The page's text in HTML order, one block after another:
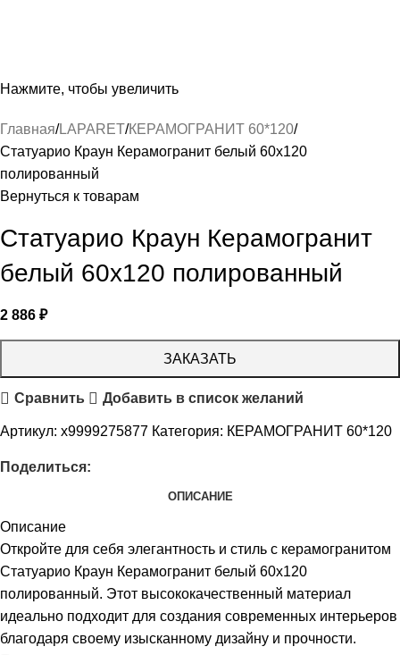
Нажмите, чтобы увеличить
Главная LAPARET КЕРАМОГРАНИТ 60*120
Статуарио Краун Керамогранит белый 60х120
полированный
Вернуться к товарам
Статуарио Краун Керамогранит
белый 60х120 полированный
2 886 ₽
ЗАКАЗАТЬ
Сравнить Добавить в список желаний
Артикул: х9999275877 Категория: КЕРАМОГРАНИТ 60*120
Поделиться:
ОПИСАНИЕ
Описание
Откройте для себя элегантность и стиль с керамогранитом
Статуарио Краун Керамогранит белый 60х120
полированный. Этот высококачественный материал
идеально подходит для создания современных интерьеров
благодаря своему изысканному дизайну и прочности.